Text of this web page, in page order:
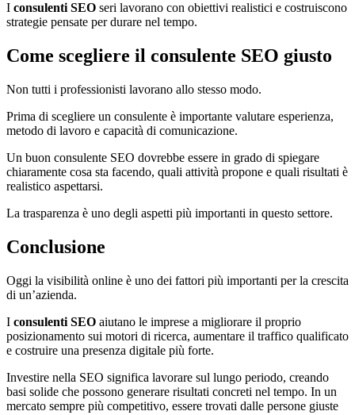
I consulenti SEO seri lavorano con obiettivi realistici e costruiscono
strategie pensate per durare nel tempo.
Come scegliere il consulente SEO giusto
Non tutti i professionisti lavorano allo stesso modo.
Prima di scegliere un consulente è importante valutare esperienza,
metodo di lavoro e capacità di comunicazione.
Un buon consulente SEO dovrebbe essere in grado di spiegare
chiaramente cosa sta facendo, quali attività propone e quali risultati è
realistico aspettarsi.
La trasparenza è uno degli aspetti più importanti in questo settore.
Conclusione
Oggi la visibilità online è uno dei fattori più importanti per la crescita
di un’azienda.
I consulenti SEO aiutano le imprese a migliorare il proprio
posizionamento sui motori di ricerca, aumentare il traffico qualificato
e costruire una presenza digitale più forte.
Investire nella SEO significa lavorare sul lungo periodo, creando
basi solide che possono generare risultati concreti nel tempo. In un
mercato sempre più competitivo, essere trovati dalle persone giuste